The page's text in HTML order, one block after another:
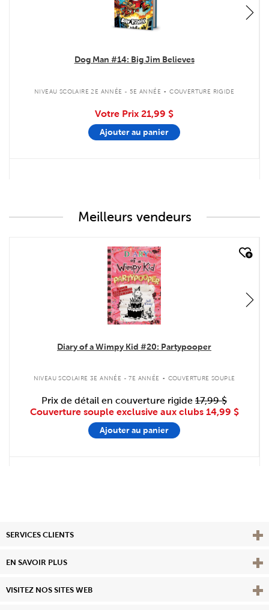
Dog Man #14: Big Jim Believes
NIVEAU SCOLAIRE 2E ANNÉE - 5E ANNÉE . COUVERTURE RIGIDE
Votre Prix 21,99 $
Ajouter au panier
Meilleurs vendeurs
quick look
Diary of a Wimpy Kid #20: Partypooper
NIVEAU SCOLAIRE 3E ANNÉE - 7E ANNÉE . COUVERTURE SOUPLE
Prix de détail en couverture rigide 17,99 $
Couverture souple exclusive aux clubs 14,99 $
Ajouter au panier
SERVICES CLIENTS
EN SAVOIR PLUS View
VISITEZ NOS SITES WEB